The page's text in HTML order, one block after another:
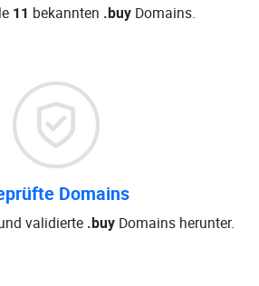
11 bekannten .buy Domains.
Domains
validierte .buyDomains herunter.